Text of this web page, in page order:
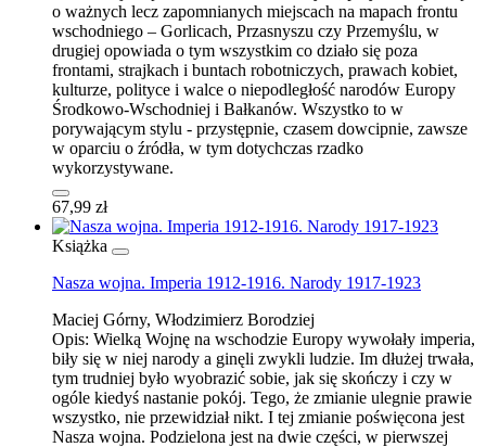
o ważnych lecz zapomnianych miejscach na mapach frontu
wschodniego – Gorlicach, Przasnyszu czy Przemyślu, w
drugiej opowiada o tym wszystkim co działo się poza
frontami, strajkach i buntach robotniczych, prawach kobiet,
kulturze, polityce i walce o niepodległość narodów Europy
Środkowo-Wschodniej i Bałkanów. Wszystko to w
porywającym stylu - przystępnie, czasem dowcipnie, zawsze
w oparciu o źródła, w tym dotychczas rzadko
wykorzystywane.
67,99 zł
Książka
Nasza wojna. Imperia 1912-1916. Narody 1917-1923
Maciej Górny, Włodzimierz Borodziej
Opis: Wielką Wojnę na wschodzie Europy wywołały imperia,
biły się w niej narody a ginęli zwykli ludzie. Im dłużej trwała,
tym trudniej było wyobrazić sobie, jak się skończy i czy w
ogóle kiedyś nastanie pokój. Tego, że zmianie ulegnie prawie
wszystko, nie przewidział nikt. I tej zmianie poświęcona jest
Nasza wojna. Podzielona jest na dwie części, w pierwszej